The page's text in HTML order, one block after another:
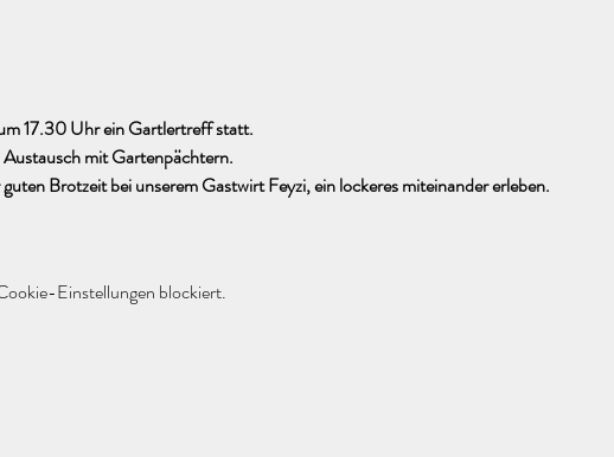
17.30 Uhr ein Gartlertreff statt.
mit Gartenpächtern.
Brotzeit bei unserem Gastwirt Feyzi, ein lockeres miteinander erleben.
Einstellungen blockiert.